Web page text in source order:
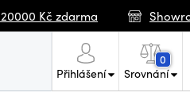
Kč zdarma
Přihlášení
0
Srovnání